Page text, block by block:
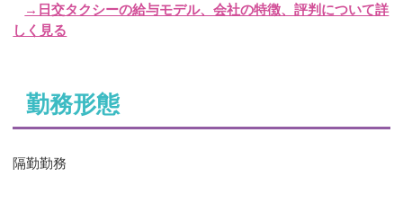
→日交タクシーの給与モデル、会社の特徴、評判について詳
しく見る
勤務形態
隔勤勤務